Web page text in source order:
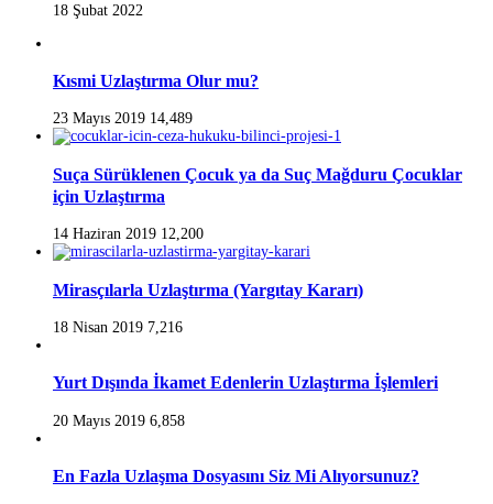
18 Şubat 2022
Kısmi Uzlaştırma Olur mu?
23 Mayıs 2019 14,489
Suça Sürüklenen Çocuk ya da Suç Mağduru Çocuklar
için Uzlaştırma
14 Haziran 2019 12,200
Mirasçılarla Uzlaştırma (Yargıtay Kararı)
18 Nisan 2019 7,216
Yurt Dışında İkamet Edenlerin Uzlaştırma İşlemleri
20 Mayıs 2019 6,858
En Fazla Uzlaşma Dosyasını Siz Mi Alıyorsunuz?